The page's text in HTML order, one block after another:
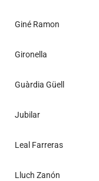
Giné Ramon
Gironella
Guàrdia Güell
Jubilar
Leal Farreras
Lluch Zanón